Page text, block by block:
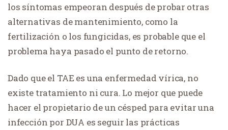
los síntomas empeoran después de probar otras
alternativas de mantenimiento, como la
fertilización o los fungicidas, es probable que el
problema haya pasado el punto de retorno.
Dado que el TAE es una enfermedad vírica, no
existe tratamiento ni cura. Lo mejor que puede
hacer el propietario de un césped para evitar una
infección por DUA es seguir las prácticas